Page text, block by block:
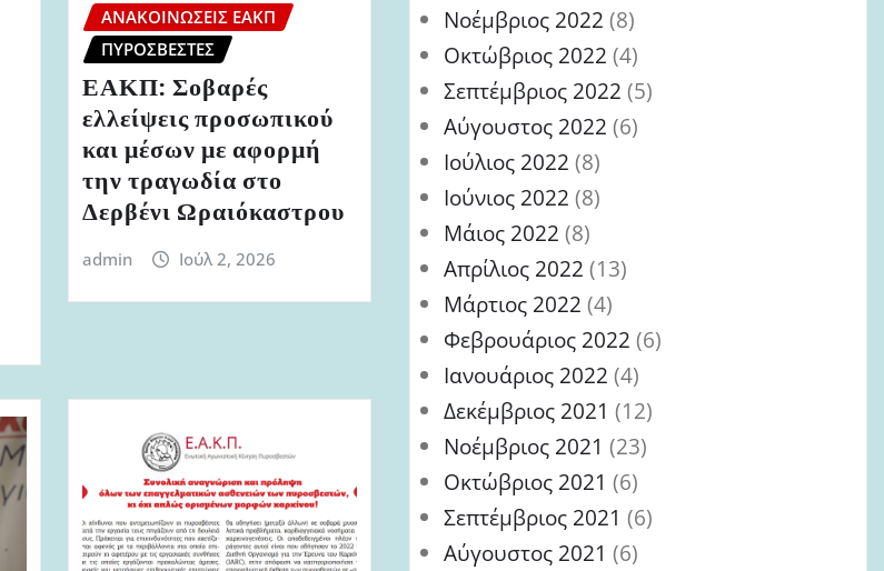
ΑΝΑΚΟΙΝΏΣΕΙΣ ΕΑΚΠ
ΠΥΡΟΣΒΈΣΤΕΣ
ΕΑΚΠ: Σοβαρές
ελλείψεις προσωπικού
και μέσων με αφορμή
την τραγωδία στο
Δερβένι Ωραιόκαστρου
admin Ιούλ 2, 2026
Νοέμβριος 2022 (8)
Οκτώβριος 2022 (4)
Σεπτέμβριος 2022 (5)
Αύγουστος 2022 (6)
Ιούλιος 2022 (8)
Ιούνιος 2022 (8)
Μάιος 2022 (8)
Απρίλιος 2022 (13)
Μάρτιος 2022 (4)
Φεβρουάριος 2022 (6)
Ιανουάριος 2022 (4)
Δεκέμβριος 2021 (12)
Νοέμβριος 2021 (23)
Οκτώβριος 2021 (6)
Σεπτέμβριος 2021 (6)
Αύγουστος 2021 (6)